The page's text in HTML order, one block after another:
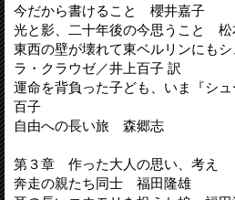
今だから書けること 櫻井嘉子
光と影、二十年後の今思うこと 松
東西の壁が壊れて東ベルリンにも
ラ・クラウゼ／井上百子 訳
運命を背負った子ども、いま『シ
百子
自由への長い旅 森郷志
第３章 作った大人の思い、考え
奔走の親たち同士 福田隆雄